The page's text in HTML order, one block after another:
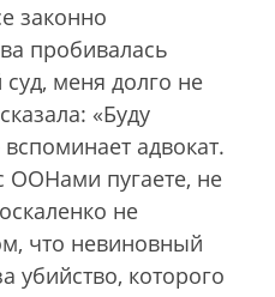
законно
пробивалась
меня долго не
«Буду
адвокат.
ООНами пугаете, не
не
что невиновный
убийство, которого